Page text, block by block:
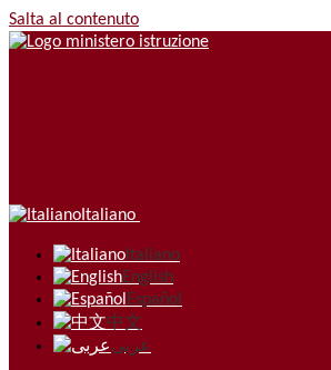
Salta al contenuto
Italiano
Italiano
English
Español
中文
عربى